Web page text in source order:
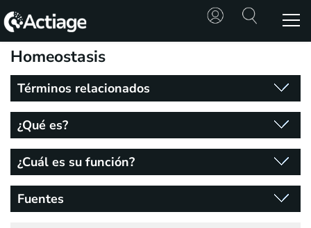
SHOP
TRATAMIENTOS
CONSULTA
CONOCE
ACTIAGE
Homeostasis
Términos relacionados
¿Qué es?
¿Cuál es su función?
Fuentes